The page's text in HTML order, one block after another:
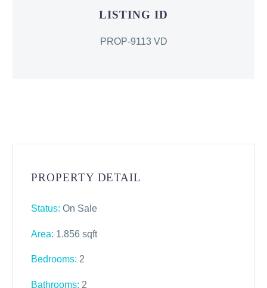
LISTING ID
PROP-9113 VD
PROPERTY DETAIL
Status: On Sale
Area: 1.856 sqft
Bedrooms: 2
Bathrooms: 2